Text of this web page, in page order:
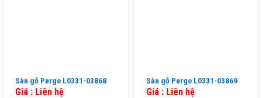
Sàn gỗ Pergo L0331-03868
Giá : Liên hệ
Sàn gỗ Pergo L0331-03869
Giá : Liên hệ